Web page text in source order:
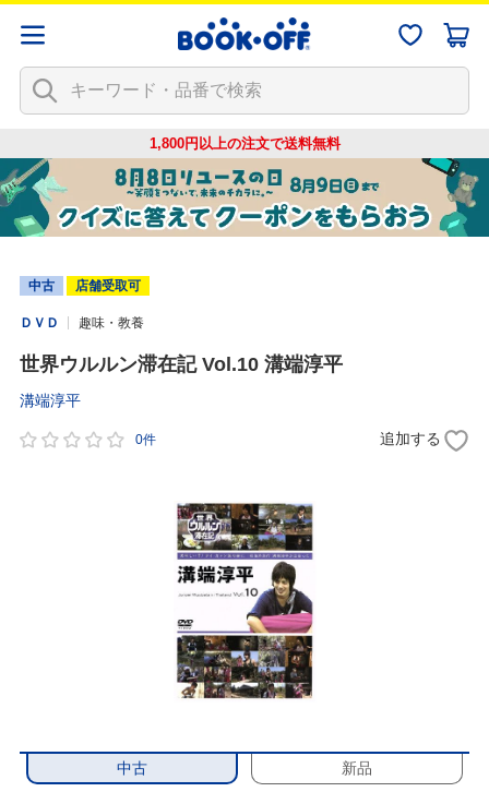
1,800円以上の注文で送料無料
中古 店舗受取可
ＤＶＤ 趣味・教養
世界ウルルン滞在記 Vol.10 溝端淳平
溝端淳平
0件 追加する
中古 新品